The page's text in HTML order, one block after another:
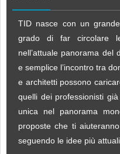
TID nasce con un
grado di far circolare
nell’attuale panorama del
e semplice l’incontro tra
e architetti possono
quelli dei professionisti
unica nel panorama
proposte che ti
seguendo le idee più